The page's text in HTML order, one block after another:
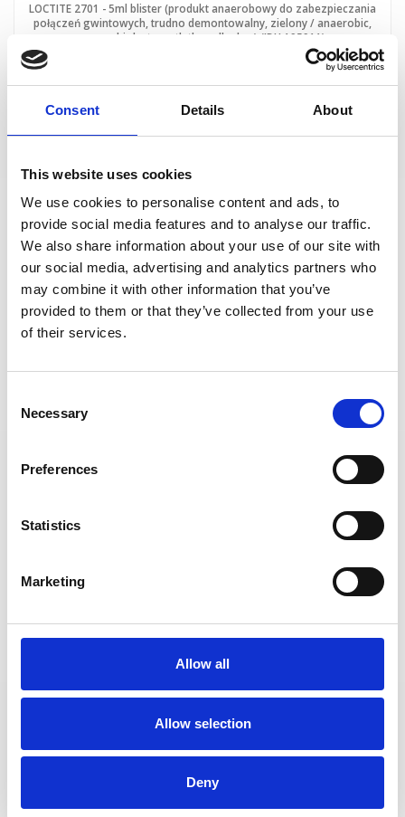
Consent Details About
This website uses cookies
We use cookies to personalise content and ads, to
provide social media features and to analyse our traffic.
We also share information about your use of our site with
our social media, advertising and analytics partners who
may combine it with other information that you’ve
provided to them or that they’ve collected from your use
of their services.
Selection
Necessary
Preferences
Statistics
Marketing
Allow all
Allow selection
Deny
LOCTITE 2701 - 5ml blister (produkt anaerobowy do zabezpieczania
połączeń gwintowych, trudno demontowalny, zielony / anaerobic,
green, high strength threadlocker) (IDH.195911)
połączeń gwintowych, trudno demontowalny, zielony / anaerobic,
połączeń gwintowych, trudno demontowalny, zielony / anaerobic,